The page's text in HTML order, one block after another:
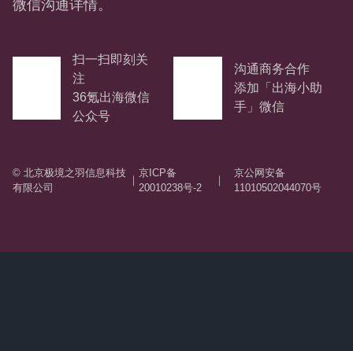
微信沟通详情。
扫一扫即刻关
注
36氪出海微信
公众号
沟通商务合作
添加「出海小助
手」微信
© 北京极境之羽信息科技
有限公司
｜
京ICP备
20010238号-2
｜
京公网安备
11010502044070号